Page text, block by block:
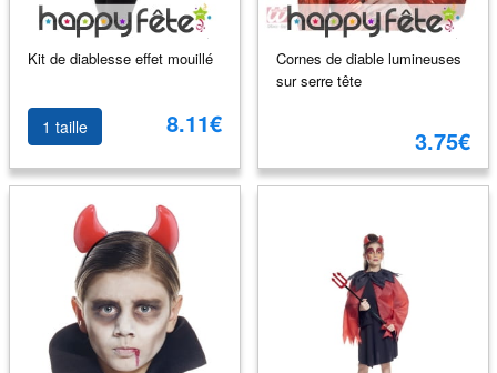
Kit de diablesse effet mouillé
1 taille 8.11€
Cornes de diable lumineuses
sur serre tête
3.75€